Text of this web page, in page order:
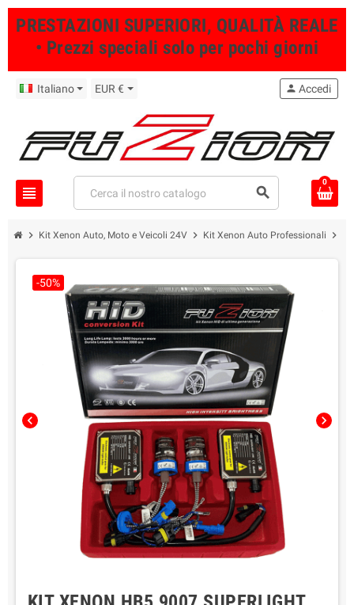
PRESTAZIONI SUPERIORI, QUALITÀ REALE
• Prezzi speciali solo per pochi giorni
Italiano EUR €
view_headline search
person Accedi
0
chevron_right Kit Xenon Auto, Moto e Veicoli 24V chevron_right Kit Xenon Auto Professionali chevron_right
chevron_left chevron_right
-50%